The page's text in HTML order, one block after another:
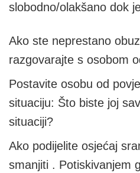
slobodno/olakšano dok
Ako ste neprestano
razgovarajte s osobom
Postavite osobu od
situaciju: Što biste joj
situaciji?
Ako podijelite osjećaj
smanjiti . Potiskivanjem